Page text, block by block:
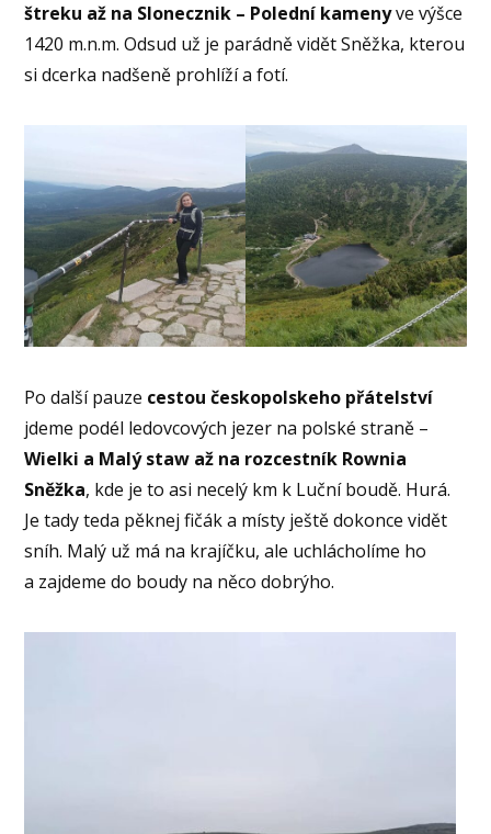
štreku až na Slonecznik – Polední kamenyve výšce
1420 m.n.m. Odsud už je parádně vidět Sněžka, kterou
si dcerka nadšeně prohlíží a fotí.
Po další pauze cestou českopolskeho přátelství
jdeme podél ledovcových jezer na polské straně –
Wielki a Malý staw až na rozcestník Rownia
Sněžka, kde je to asi necelý km k Luční boudě. Hurá.
Je tady teda pěknej fičák a místy ještě dokonce vidět
sníh. Malý už má na krajíčku, ale uchlácholíme ho
a zajdeme do boudy na něco dobrýho.